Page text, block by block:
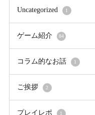
Uncategorized 1
ゲーム紹介 84
コラム的なお話 1
ご挨拶 2
プレイレポ 1